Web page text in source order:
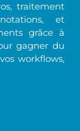
traitement
et
grâce à
gagner du
workflows,